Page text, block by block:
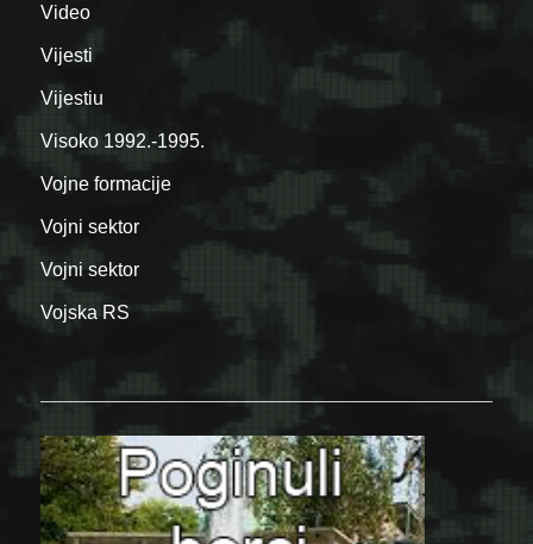
Video
Vijesti
Vijestiu
Visoko 1992.-1995.
Vojne formacije
Vojni sektor
Vojni sektor
Vojska RS